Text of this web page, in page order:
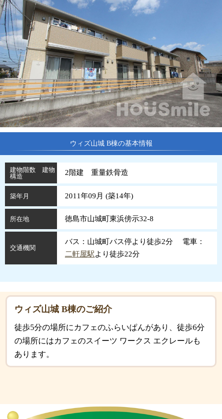
ウィズ山城 B棟の基本情報
建物階数 建物
構造
2階建 重量鉄骨造
築年月 2011年09月 (築14年)
所在地 徳島市山城町東浜傍示32-8
交通機関
バス：山城町バス停より徒歩2分 電車：
二軒屋駅より徒歩22分
ウィズ山城 B棟のご紹介
徒歩5分の場所にカフェのふらいぱんがあり、徒歩6分
の場所にはカフェのスイーツ ワークス エクレールも
あります。